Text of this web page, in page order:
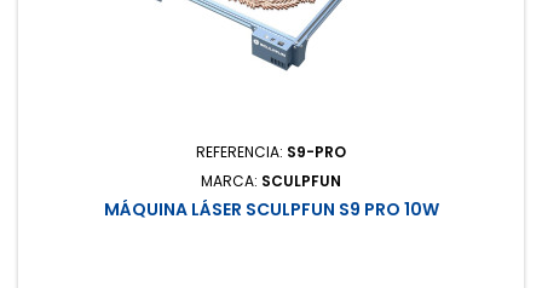
REFERENCIA: S9-PRO
MARCA: SCULPFUN
MÁQUINA LÁSER SCULPFUN S9 PRO 10W